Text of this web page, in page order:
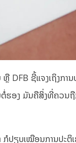
ຫຼື DFB ຊີ້ແຈງເຖິງກ
ຮອງ ມັນຄືສິ່ງທີ່ຄວນ
ກໍປຽບເໝືອນການປະ